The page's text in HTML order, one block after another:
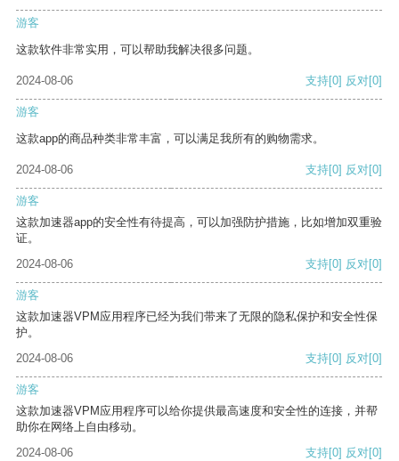
游客
这款软件非常实用，可以帮助我解决很多问题。
2024-08-06 支持[0] 反对[0]
游客
这款app的商品种类非常丰富，可以满足我所有的购物需求。
2024-08-06 支持[0] 反对[0]
游客
这款加速器app的安全性有待提高，可以加强防护措施，比如增加双重验
证。
2024-08-06
支持[0] 反对[0]
游客
这款加速器VPM应用程序已经为我们带来了无限的隐私保护和安全性保
护。
2024-08-06
支持[0] 反对[0]
游客
这款加速器VPM应用程序可以给你提供最高速度和安全性的连接，并帮
助你在网络上自由移动。
2024-08-06
支持[0] 反对[0]